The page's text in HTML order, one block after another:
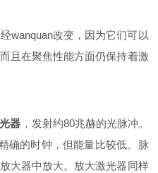
wanquan改变，因为它们可以
且在聚焦性能方面仍保持着激
器 ，发射约80兆赫的光脉冲。
确的时钟，但能量比较低。脉
大器中放大。放大激光器同样